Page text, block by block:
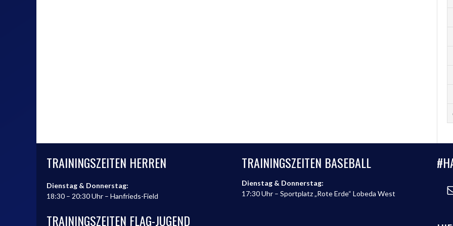
TRAININGSZEITEN HERREN
Dienstag & Donnerstag:
18:30 – 20:30 Uhr – Hanfrieds-Field
TRAININGSZEITEN FLAG-JUGEND
TRAININGSZEITEN BASEBALL
Dienstag & Donnerstag:
17:30 Uhr – Sportplatz „Rote Erde“ Lobeda West